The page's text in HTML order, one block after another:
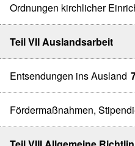
Ordnungen kirchlicher
Teil VII Auslandsarbeit
Entsendungen ins Ausland
Fördermaßnahmen,